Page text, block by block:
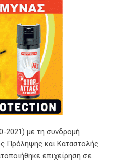
2021) με τη συνδρομή
Πρόληψης και Καταστολής
επιχείρηση σε